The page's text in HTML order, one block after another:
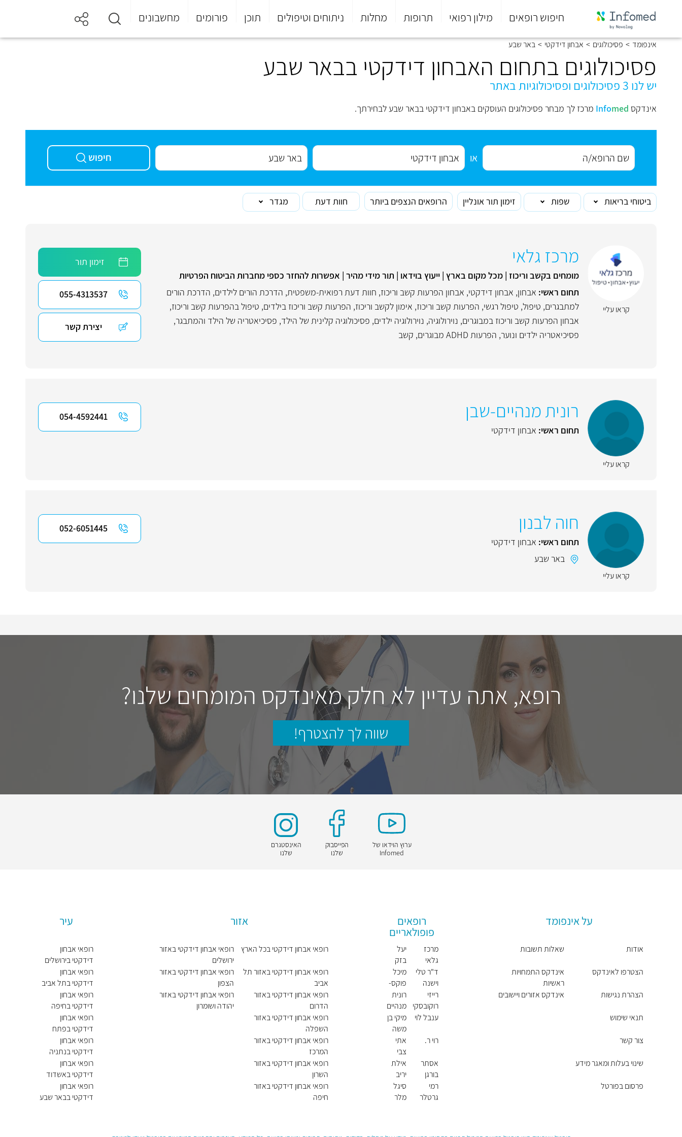
חיפוש רופאים מילון רפואי תרופות מחלות ניתוחים וטיפולים תוכן פורומים מחשבונים
סוף
התפריט
אינפומד > פסיכולוגים > אבחון דידקטי > באר שבע
פסיכולוגים בתחום האבחון דידקטי בבאר שבע
יש לנו 3 פסיכולוגים ופסיכולוגיות באתר
אינדקס Infomed מרכז לך מבחר פסיכולוגים העוסקים באבחון דידקטי בבאר שבע לבחירתך.
או חיפוש
ביטוחי בריאות שפות זימון תור אונליין הרופאים הנצפים ביותר חוות דעת מגדר
קראו עליי
מרכז גלאי
מומחים בקשב וריכוז | מכל מקום בארץ | ייעוץ בוידאו | תור מידי מהיר | אפשרות להחזר כספי מחברות הביטוח הפרטיות
תחום ראשי: אבחון, אבחון דידקטי, אבחון הפרעות קשב וריכוז, חוות דעת רפואית-משפטית, הדרכת הורים לילדים, הדרכת הורים
למתבגרים, טיפול, טיפול רגשי, הפרעות קשב וריכוז, אימון לקשב וריכוז, הפרעות קשב וריכוז בילדים, טיפול בהפרעות קשב וריכוז,
אבחון הפרעות קשב וריכוז במבוגרים, נוירולוגיה, נוירולוגיה ילדים, פסיכולוגיה קלינית של הילד, פסיכיאטריה של הילד והמתבגר,
פסיכיאטריה ילדים ונוער, הפרעות ADHD מבוגרים , קשב
זימון תור
055-4313537
יצירת קשר
קראו עליי
רונית מנהיים-שבן
תחום ראשי: אבחון דידקטי
054-4592441
קראו עליי
חוה לבנון
תחום ראשי: אבחון דידקטי
באר שבע
052-6051445
רופא, אתה עדיין לא חלק מאינדקס המומחים שלנו?
שווה לך להצטרף!
ערוץ הוידאו של
Infomed
הפייסבוק
שלנו
האינסטגרם
שלנו
על אינפומד
אודות
הצטרפו לאינדקס
הצהרת נגישות
תנאי שימוש
צור קשר
שינוי בעלות ומאגר מידע
פרסום בפורטל
שאלות תשובות
אינדקס התמחויות
ראשיות
אינדקס אזורים ויישובים
רופאים
פופולאריים
מרכז
גלאי
ד"ר טלי
וישנה
רייזי
רוקובסקי
ענבל לוי
רוי ר.
אסתר
בורגן
רמי
גרטלר
יעל
בזק
מיכל
פוקס-
שאולי
רונית
מנהיים
-שבן
מיקי בן
משה
אתי
צבי
אילת
יריב
סיגל
מלר
אזור
רופאי אבחון דידקטי בכל הארץ
רופאי אבחון דידקטי באזור תל
אביב
רופאי אבחון דידקטי באזור
הדרום
רופאי אבחון דידקטי באזור
השפלה
רופאי אבחון דידקטי באזור
המרכז
רופאי אבחון דידקטי באזור
השרון
רופאי אבחון דידקטי באזור
חיפה
רופאי אבחון דידקטי באזור
ירושלים
רופאי אבחון דידקטי באזור
הצפון
רופאי אבחון דידקטי באזור
יהודה ושומרון
עיר
רופאי אבחון
דידקטי בירושלים
רופאי אבחון
דידקטי בתל אביב
יפו
רופאי אבחון
דידקטי בחיפה
רופאי אבחון
דידקטי בפתח
תקווה
רופאי אבחון
דידקטי בנתניה
רופאי אבחון
דידקטי באשדוד
רופאי אבחון
דידקטי בבאר שבע